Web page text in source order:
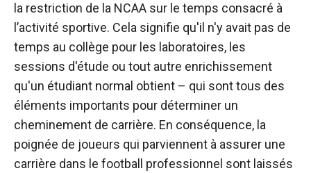
la restriction de la NCAA sur le temps consacré à
l’activité sportive. Cela signifie qu'il n'y avait pas de
temps au collège pour les laboratoires, les
sessions d'étude ou tout autre enrichissement
qu'un étudiant normal obtient – qui sont tous des
éléments importants pour déterminer un
cheminement de carrière. En conséquence, la
poignée de joueurs qui parviennent à assurer une
carrière dans le football professionnel sont laissés